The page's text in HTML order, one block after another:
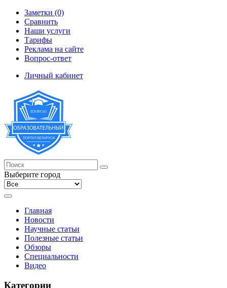
Заметки (0)
Сравнить
Наши услуги
Тарифы
Реклама на сайте
Вопрос-ответ
Личный кабинет
Выберите город
Главная
Новости
Научные статьи
Полезные статьи
Обзоры
Специальности
Видео
Категории